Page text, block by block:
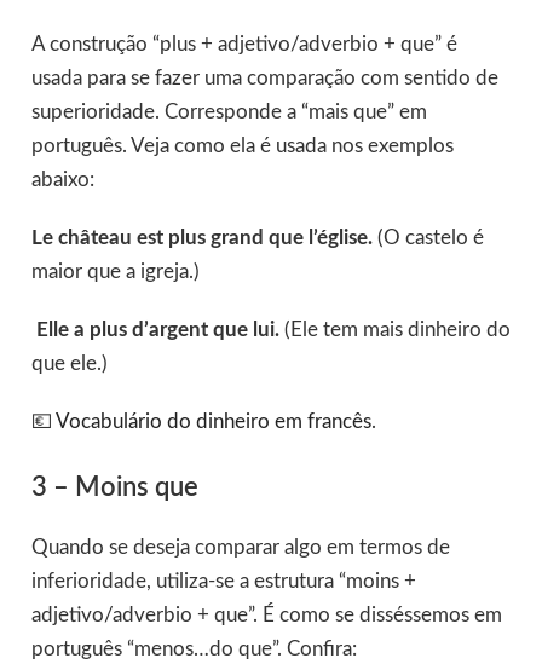
A construção “plus + adjetivo/adverbio + que” é
usada para se fazer uma comparação com sentido de
superioridade. Corresponde a “mais que” em
português. Veja como ela é usada nos exemplos
abaixo:
Le château est plus grand que l’église. (O castelo é
maior que a igreja.)
Elle a plus d’argent que lui.(Ele tem mais dinheiro do
que ele.)
💶 Vocabulário do dinheiro em francês.
3 – Moins que
Quando se deseja comparar algo em termos de
inferioridade, utiliza-se a estrutura “moins +
adjetivo/adverbio + que”. É como se disséssemos em
português “menos…do que”. Confira: